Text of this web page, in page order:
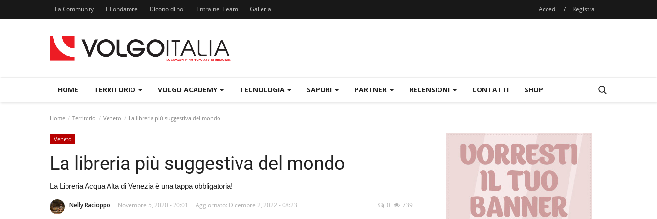
La Community Il Fondatore Dicono di noi Entra nel Team Galleria Accedi / Registra
HOME TERRITORIO VOLGO ACADEMY TECNOLOGIA SAPORI PARTNER RECENSIONI CONTATTI SHOP
Home Territorio Veneto La libreria più suggestiva del mondo
Veneto
La libreria più suggestiva del mondo
La Libreria Acqua Alta di Venezia è una tappa obbligatoria!
Nelly Racioppo Novembre 5, 2020 - 20:01 Aggiornato: Dicembre 2, 2022 - 08:23 0 739